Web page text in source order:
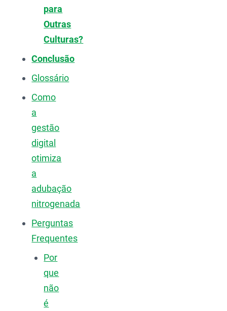
para
Outras
Culturas?
Conclusão
Glossário
Como
a
gestão
digital
otimiza
a
adubação
nitrogenada
Perguntas
Frequentes
Por
que
não
é